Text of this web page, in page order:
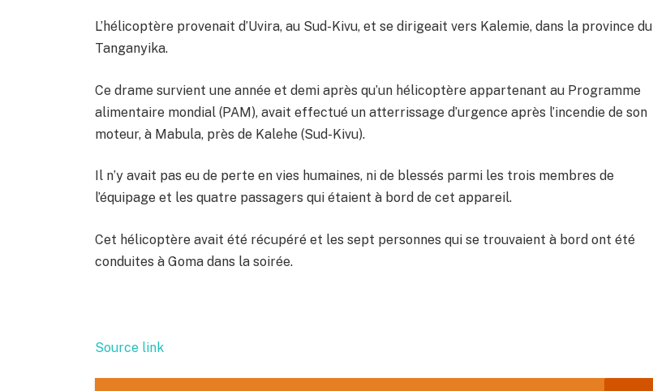
L’hélicoptère provenait d’Uvira, au Sud-Kivu, et se dirigeait vers Kalemie, dans la province du
Tanganyika.
Ce drame survient une année et demi après qu’un hélicoptère appartenant au Programme
alimentaire mondial (PAM), avait effectué un atterrissage d’urgence après l’incendie de son
moteur, à Mabula, près de Kalehe (Sud-Kivu).
Il n’y avait pas eu de perte en vies humaines, ni de blessés parmi les trois membres de
l’équipage et les quatre passagers qui étaient à bord de cet appareil.
Cet hélicoptère avait été récupéré et les sept personnes qui se trouvaient à bord ont été
conduites à Goma dans la soirée.
Source link